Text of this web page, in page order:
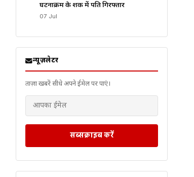
घटनाक्रम के शक में पति गिरफ्तार
07 Jul
न्यूज़लेटर
ताज़ा खबरें सीधे अपने ईमेल पर पाएं।
सब्सक्राइब करें